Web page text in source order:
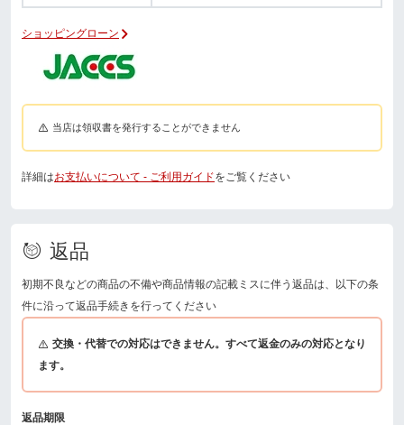
ショッピングローン
当店は領収書を発行することができません
詳細はお支払いについて - ご利用ガイドをご覧ください
返品
初期不良などの商品の不備や商品情報の記載ミスに伴う返品は、以下の条
件に沿って返品手続きを行ってください
交換・代替での対応はできません。すべて返金のみの対応となり
ます。
返品期限